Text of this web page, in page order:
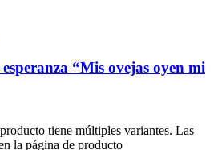
“Mis ovejas oyen mi
tiene múltiples variantes. Las
la página de producto